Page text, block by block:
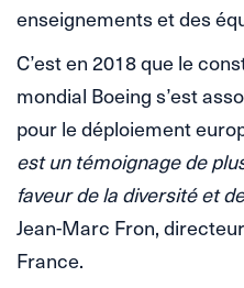
enseignements et des
C’est en 2018 que le
mondial Boeing s’est
pour le déploiement
est un témoignage de
faveur de la diversité et
Jean-Marc Fron,
France.